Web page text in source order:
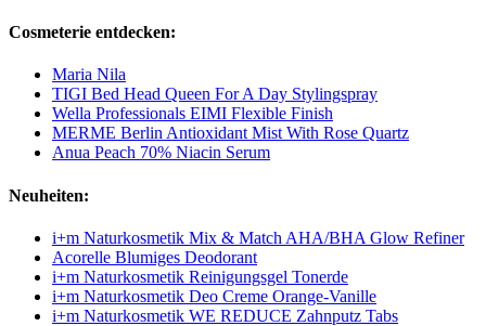
Cosmeterie entdecken:
Maria Nila
TIGI Bed Head Queen For A Day Stylingspray
Wella Professionals EIMI Flexible Finish
MERME Berlin Antioxidant Mist With Rose Quartz
Anua Peach 70% Niacin Serum
Neuheiten:
i+m Naturkosmetik Mix & Match AHA/BHA Glow Refiner
Acorelle Blumiges Deodorant
i+m Naturkosmetik Reinigungsgel Tonerde
i+m Naturkosmetik Deo Creme Orange-Vanille
i+m Naturkosmetik WE REDUCE Zahnputz Tabs